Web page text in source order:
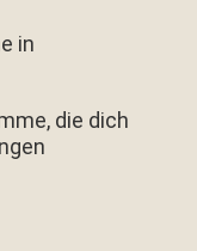
in
die dich